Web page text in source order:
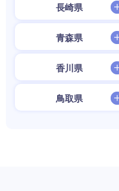
長崎県
青森県
香川県
鳥取県